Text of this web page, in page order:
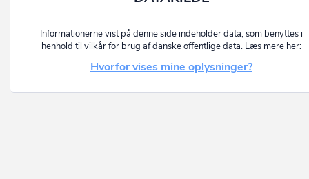
Informationerne vist på denne side indeholder data, som benyttes i
henhold til vilkår for brug af danske offentlige data. Læs mere her:
Hvorfor vises mine oplysninger?